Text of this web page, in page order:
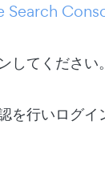
Search
してくださ
を行いログ